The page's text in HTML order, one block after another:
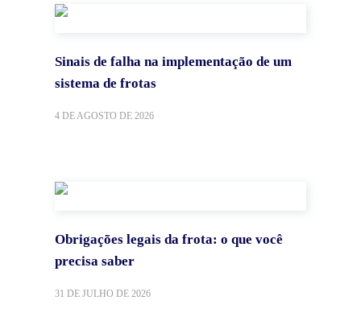
Sinais de falha na implementação de um
sistema de frotas
4 DE AGOSTO DE 2026
Obrigações legais da frota: o que você
precisa saber
31 DE JULHO DE 2026